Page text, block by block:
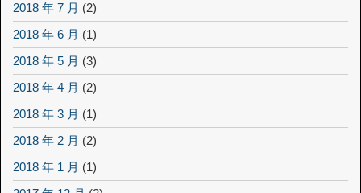
2018 年 7 月 (2)
2018 年 6 月 (1)
2018 年 5 月 (3)
2018 年 4 月 (2)
2018 年 3 月 (1)
2018 年 2 月 (2)
2018 年 1 月 (1)